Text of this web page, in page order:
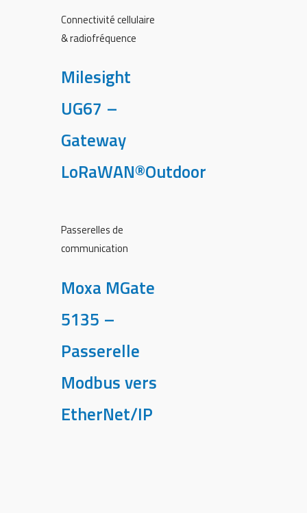
Connectivité cellulaire
& radiofréquence
Milesight
UG67 –
Gateway
LoRaWAN®Outdoor
Passerelles de
communication
Moxa MGate
5135 –
Passerelle
Modbus vers
EtherNet/IP